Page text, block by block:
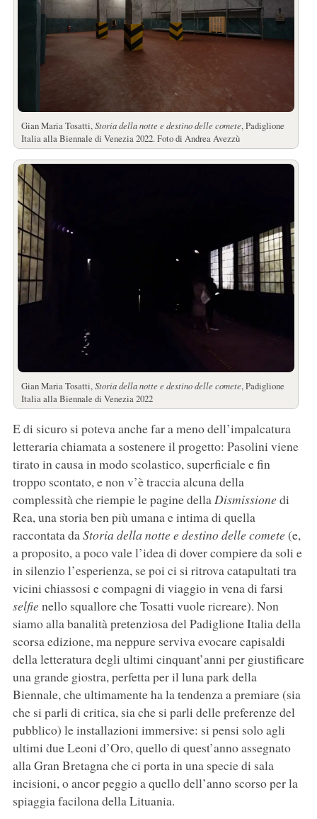
Gian Maria Tosatti,Storia della notte e destino delle comete, Padiglione
Italia alla Biennale di Venezia 2022. Foto di Andrea Avezzù
Gian Maria Tosatti,Storia della notte e destino delle comete, Padiglione
Italia alla Biennale di Venezia 2022
E di sicuro si poteva anche far a meno dell’impalcatura
letteraria chiamata a sostenere il progetto: Pasolini viene
tirato in causa in modo scolastico, superficiale e fin
troppo scontato, e non v’è traccia alcuna della
complessità che riempie le pagine dellaDismissionedi
Rea, una storia ben più umana e intima di quella
raccontata daStoria della notte e destino delle comete(e,
a proposito, a poco vale l’idea di dover compiere da soli e
in silenzio l’esperienza, se poi ci si ritrova catapultati tra
vicini chiassosi e compagni di viaggio in vena di farsi
selfienello squallore che Tosatti vuole ricreare). Non
siamo alla banalità pretenziosa del Padiglione Italia della
scorsa edizione, ma neppure serviva evocare capisaldi
della letteratura degli ultimi cinquant’anni per giustificare
una grande giostra, perfetta per il luna park della
Biennale, che ultimamente ha la tendenza a premiare (sia
che si parli di critica, sia che si parli delle preferenze del
pubblico) le installazioni immersive: si pensi solo agli
ultimi due Leoni d’Oro, quello di quest’anno assegnato
alla Gran Bretagna che ci porta in una specie di sala
incisioni, o ancor peggio a quello dell’anno scorso per la
spiaggia facilona della Lituania.